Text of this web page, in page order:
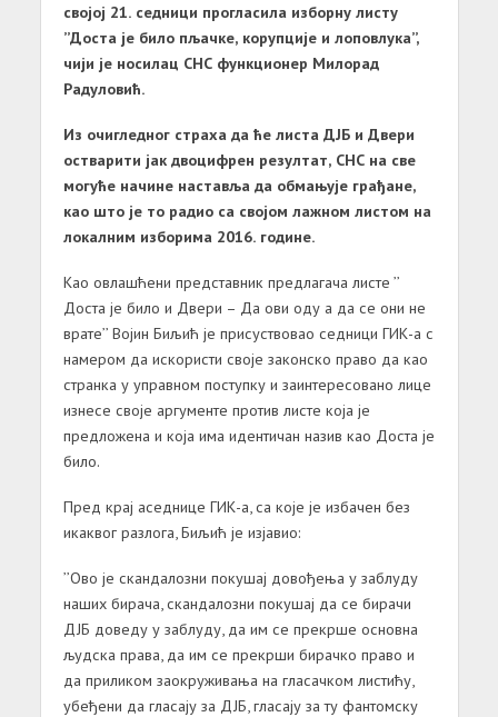
својој 21. седници прогласила изборну листу
’’Доста је било пљачке, корупције и лоповлука’’,
чији је носилац СНС функционер Милорад
Радуловић.
Из очигледног страха да ће листа ДЈБ и Двери
остварити јак двоцифрен резултат, СНС на све
могуће начине наставља да обмањује грађане,
као што је то радио са својом лажном листом на
локалним изборима 2016. године.
Као овлашћени представник предлагача листе ’’
Доста је било и Двери – Да ови оду а да се они не
врате’’ Војин Биљић је присуствовао седници ГИК-а с
намером да искористи своје законско право да као
странка у управном поступку и заинтересовано лице
изнесе своје аргументе против листе која је
предложена и која има идентичан назив као Доста је
било.
Пред крај аседнице ГИК-а, са које је избачен без
икаквог разлога, Биљић је изјавио:
’’Ово је скандалозни покушај довођења у заблуду
наших бирача, скандалозни покушај да се бирачи
ДЈБ доведу у заблуду, да им се прекрше основна
људска права, да им се прекрши бирачко право и
да приликом заокруживања на гласачком листићу,
убеђени да гласају за ДЈБ, гласају за ту фантомску